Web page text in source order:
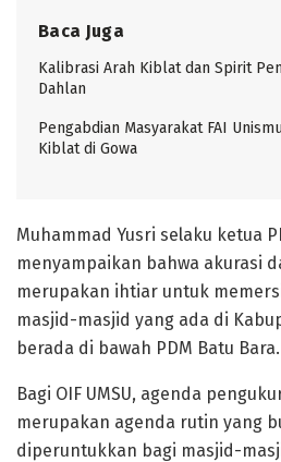
Baca Juga
Kalibrasi Arah Kiblat dan Spirit
Dahlan
Pengabdian Masyarakat FAI
Kiblat di Gowa
Muhammad Yusri selaku ketua
menyampaikan bahwa akurasi
merupakan ihtiar untuk
masjid-masjid yang ada di
berada di bawah PDM Batu Bara.
Bagi OIF UMSU, agenda
merupakan agenda rutin yang
diperuntukkan bagi masjid-